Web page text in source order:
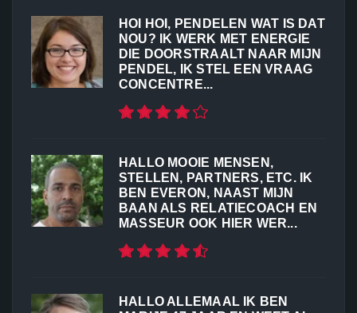
HOI HOI, PENDELEN WAT IS DAT
NOU? IK WERK MET ENERGIE
DIE DOORSTRAALT NAAR MIJN
PENDEL, IK STEL EEN VRAAG
CONCENTRE...
HALLO MOOIE MENSEN,
STELLEN, PARTNERS, ETC. IK
BEN EVERON, NAAST MIJN
BAAN ALS RELATIECOACH EN
MASSEUR OOK HIER WER...
HALLO ALLEMAAL IK BEN